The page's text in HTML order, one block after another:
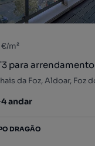
€/m²
para arrendamento
quadrado
4 andar
DRAGÃO